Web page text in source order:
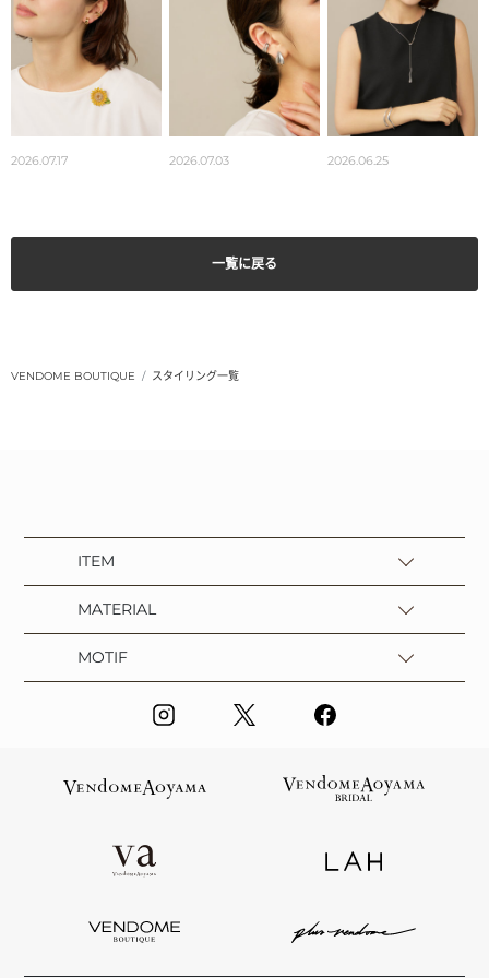
2026.07.17 2026.07.03 2026.06.25
一覧に戻る
VENDOME BOUTIQUE スタイリング一覧
ITEM
MATERIAL
MOTIF